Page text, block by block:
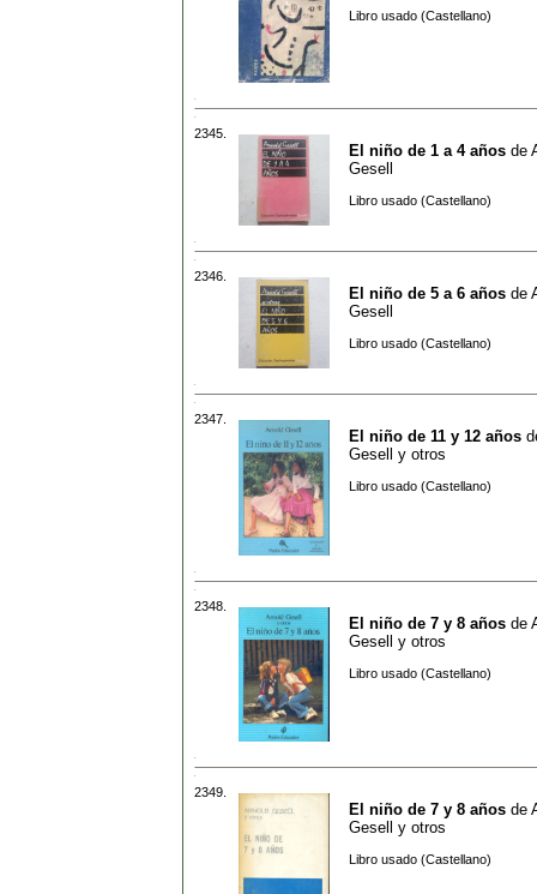
Libro usado (Castellano)
2345.
El niño de 1 a 4 años de
Gesell
Libro usado (Castellano)
2346.
El niño de 5 a 6 años de
Gesell
Libro usado (Castellano)
2347.
El niño de 11 y 12 años
Gesell y otros
Libro usado (Castellano)
2348.
El niño de 7 y 8 años de
Gesell y otros
Libro usado (Castellano)
2349.
El niño de 7 y 8 años de
Gesell y otros
Libro usado (Castellano)